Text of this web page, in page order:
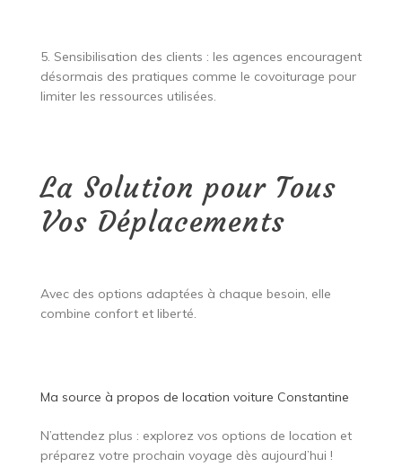
5. Sensibilisation des clients : les agences encouragent
désormais des pratiques comme le covoiturage pour
limiter les ressources utilisées.
La Solution pour Tous
Vos Déplacements
Avec des options adaptées à chaque besoin, elle
combine confort et liberté.
Ma source à propos de location voiture Constantine
N’attendez plus : explorez vos options de location et
préparez votre prochain voyage dès aujourd’hui !